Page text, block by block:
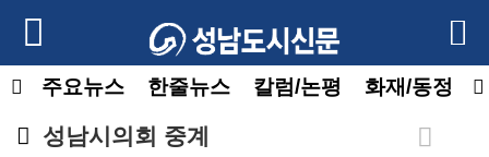
주요뉴스 한줄뉴스 칼럼/논평 화재/동정
성남시의회 중계